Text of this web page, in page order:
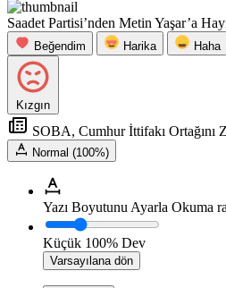
Saadet Partisi’nden Metin Yaşar’a
Beğendim Harika Haha
Kızgın
SOBA, Cumhur İttifakı Ortağını
Normal (100%)
Yazı Boyutunu Ayarla Okuma
Küçük 100% Dev
Varsayılana dön